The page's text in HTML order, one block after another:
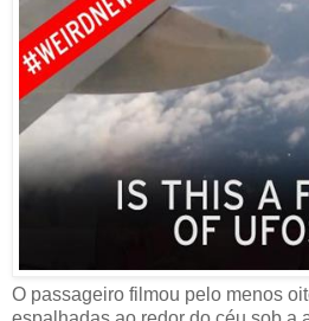
O passageiro filmou pelo menos